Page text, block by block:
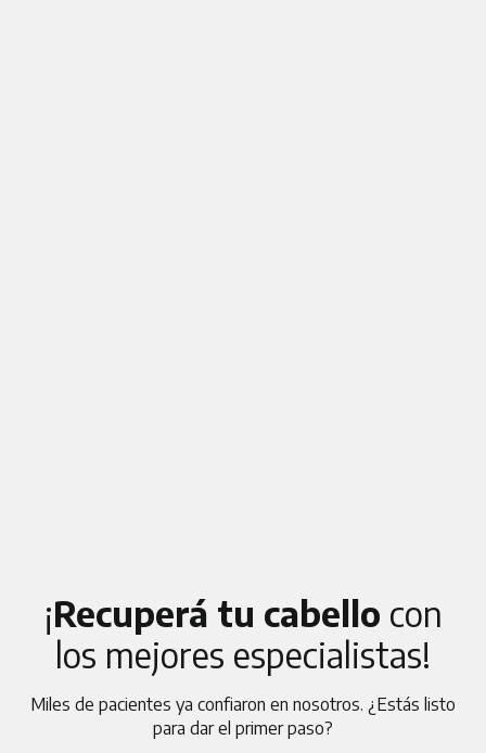
¡Recuperá tu cabello con
los mejores especialistas!
Miles de pacientes ya confiaron en nosotros. ¿Estás listo
para dar el primer paso?